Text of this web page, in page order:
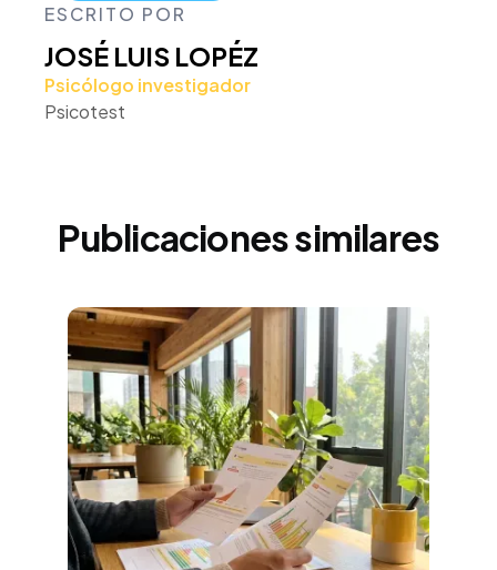
ESCRITO POR
JOSÉ LUIS LOPÉZ
Psicólogo investigador
Psicotest
Publicaciones similares